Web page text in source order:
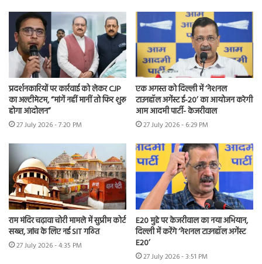
प्रदर्शनकारियों पर कार्रवाई को लेकर CJP
का अल्टीमेटम, “मांगें नहीं मानीं तो फिर शुरू
होगा आंदोलन”
27 July 2026 - 7:20 PM
एक अगस्त को दिल्ली में ‘नेशनल
टाउनहॉल अगेंस्ट ई-20’ का आयोजन करेगी
आम आदमी पार्टी- केजरीवाल
27 July 2026 - 6:29 PM
राम मंदिर चढ़ावा चोरी मामले में सुप्रीम कोर्ट
सख्त, जांच के लिए नई SIT गठित
27 July 2026 - 4:35 PM
E20 मुद्दे पर केजरीवाल का नया अभियान,
दिल्ली में करेंगे ‘नेशनल टाउनहॉल अगेंस्ट
E20’
27 July 2026 - 3:51 PM